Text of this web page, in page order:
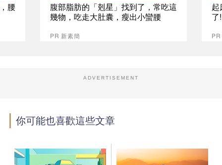
腰
腹部脂肪的「剋星」找到了，常吃這
幾物，吃走大肚囊，瘦出小蠻腰
PR 新素簡
起
了
ADVERTISEMENT
你可能也喜歡這些文章